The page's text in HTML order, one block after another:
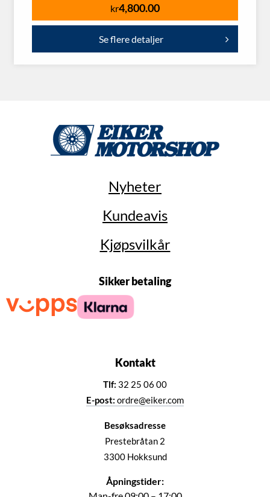
kr4,800.00
Se flere detaljer
Nyheter
Kundeavis
Kjøpsvilkår
Sikker betaling
Kontakt
Tlf: 32 25 06 00
E-post: ordre@eiker.com
Besøksadresse
Prestebråtan 2
3300 Hokksund
Åpningstider: